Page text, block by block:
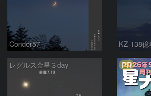
Condor57 KZ-138億
レグルス金星３day PR